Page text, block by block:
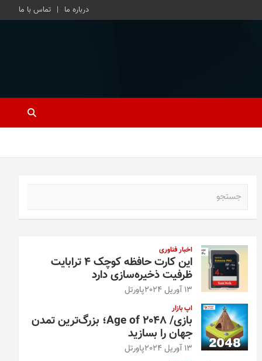
درباره ما تماس با ما
اخبار فناوری
این کارت حافظه کوچک ۴ ترابایت
ظرفیت ذخیره‌سازی دارد
13 آوریل 2024 پاورتل
اپ بازار
بازی/ Age of 2048؛ بزرگ‌ترین تمدن
جهان را بسازید
13 آوریل 2024 پاورتل